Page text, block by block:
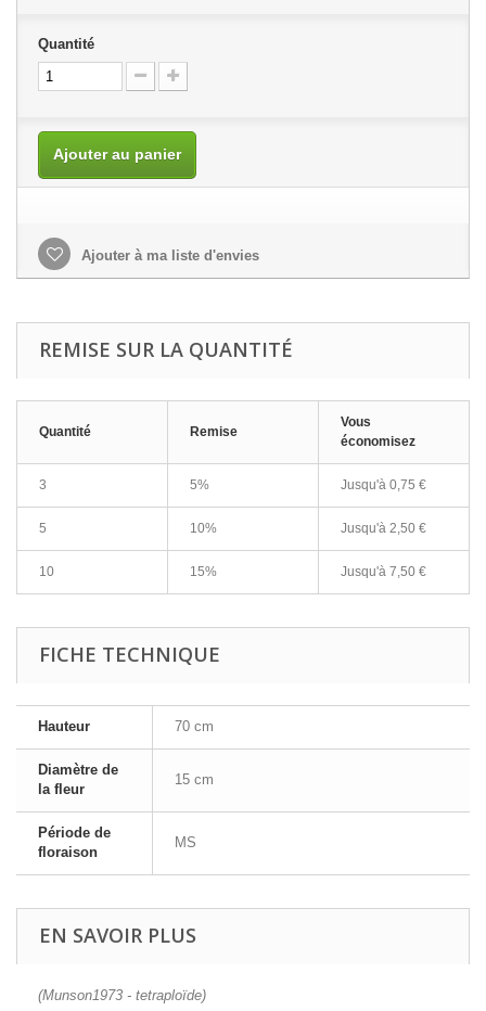
Quantité
Ajouter au panier
Ajouter à ma liste d'envies
REMISE SUR LA QUANTITÉ
Quantité Remise
Vous
économisez
3 5% Jusqu'à 0,75 €
5 10% Jusqu'à 2,50 €
10 15% Jusqu'à 7,50 €
FICHE TECHNIQUE
Hauteur 70 cm
Diamètre de
la fleur
15 cm
Période de
floraison
MS
EN SAVOIR PLUS
(Munson1973 - tetraploïde)